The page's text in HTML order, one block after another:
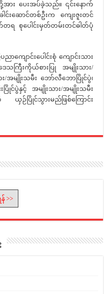
အား ပေးအပ်ခဲ့သည်။ ၎င်းနောက်
ါင်းဆောင်တစ်ဦးက ကျေးဇူးတင်
တရ စုပေါင်းမှတ်တမ်းတင်ဓါတ်ပုံ
ာင်းပေါင်းစုံ ကျောင်းသား
သကြီးကိုယ်စားပြု အမျိုးသား/
/အမျိုးသမီး ဘော်လီဘောပြိုင်ပွဲ၊
ပြိုင်ပွဲနှင့် အမျိုးသား/အမျိုးသမီး
ယှဉ်ပြိုင်သွားမည်ဖြစ်ကြောင်း
>>